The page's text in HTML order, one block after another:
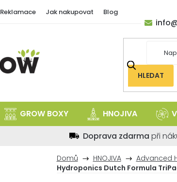
Reklamace Jak nakupovat Blog
HLEDAT
info
GROW BOXY HNOJIVA
Doprava zdarma při
Domů HNOJIVA Advanced
Hydroponics Dutch Formula